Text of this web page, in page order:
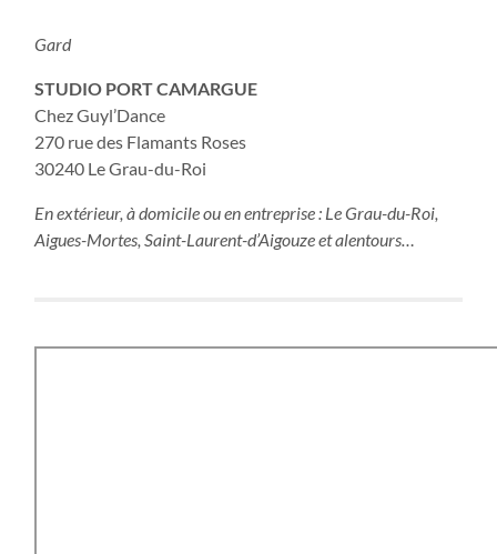
Gard
STUDIO PORT CAMARGUE
Chez Guyl’Dance
270 rue des Flamants Roses
30240 Le Grau-du-Roi
En extérieur, à domicile ou en entreprise : Le Grau-du-Roi,
Aigues-Mortes, Saint-Laurent-d’Aigouze et alentours…